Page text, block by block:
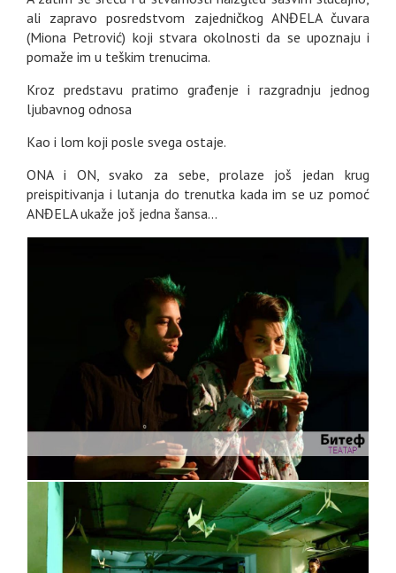
ali zapravo posredstvom zajedničkog ANĐELA čuvara
(Miona Petrović) koji stvara okolnosti da se upoznaju i
pomaže im u teškim trenucima.
Kroz predstavu pratimo građenje i razgradnju jednog
ljubavnog odnosa
Kao i lom koji posle svega ostaje.
ONA i ON, svako za sebe, prolaze još jedan krug
preispitivanja i lutanja do trenutka kada im se uz pomoć
ANĐELA ukaže još jedna šansa...
GALERIJA